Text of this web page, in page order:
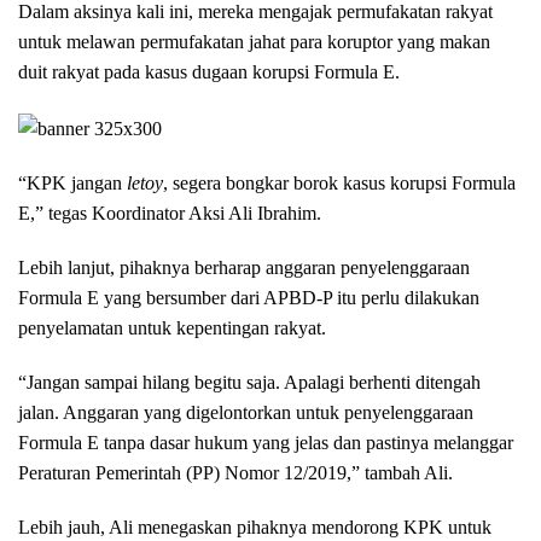
Dalam aksinya kali ini, mereka mengajak permufakatan rakyat
untuk melawan permufakatan jahat para koruptor yang makan
duit rakyat pada kasus dugaan korupsi Formula E.
“KPK jangan letoy, segera bongkar borok kasus korupsi Formula
E,” tegas Koordinator Aksi Ali Ibrahim.
Lebih lanjut, pihaknya berharap anggaran penyelenggaraan
Formula E yang bersumber dari APBD-P itu perlu dilakukan
penyelamatan untuk kepentingan rakyat.
“Jangan sampai hilang begitu saja. Apalagi berhenti ditengah
jalan. Anggaran yang digelontorkan untuk penyelenggaraan
Formula E tanpa dasar hukum yang jelas dan pastinya melanggar
Peraturan Pemerintah (PP) Nomor 12/2019,” tambah Ali.
Lebih jauh, Ali menegaskan pihaknya mendorong KPK untuk